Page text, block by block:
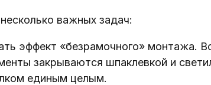
важных задач:
эффект «безрамочного» монтажа.
закрываются шпаклевкой и
единым целым.